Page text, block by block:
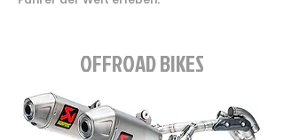
OFFROAD BIKES